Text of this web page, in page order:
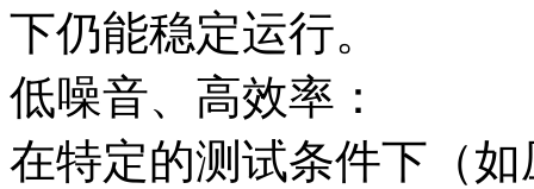
下仍能稳定运行。
低噪音、高效率：
在特定的测试条件下（